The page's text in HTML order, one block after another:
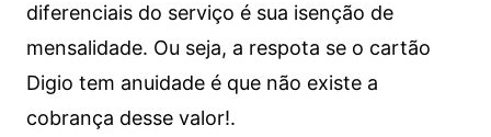
diferenciais do serviço é sua isenção de
mensalidade. Ou seja, a respota se o cartão
Digio tem anuidade é que não existe a
cobrança desse valor!.